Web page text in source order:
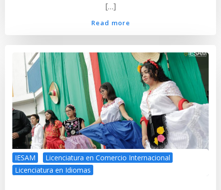
[…]
Read more
IESAM
Licenciatura en Comercio Internacional
Licenciatura en Idiomas